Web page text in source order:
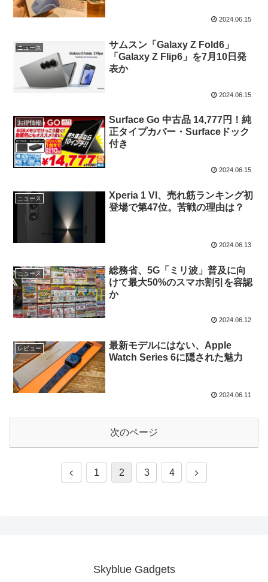
2024.06.15
ニュース
サムスン「Galaxy Z Fold6」
「Galaxy Z Flip6」を7月10日発
表か
2024.06.15
お得情報
Surface Go 中古品 14,777円！純
正タイプカバー・Surfaceドック
付き
2024.06.15
ニュース
Xperia 1 VI、売れ筋ランキング初
登場で第47位。苦戦の理由は？
2024.06.13
ニュース
総務省、5G「ミリ波」普及に向
けて最大50%のスマホ割引を容認
か
2024.06.12
レビュー
最新モデルにはない、Apple
Watch Series 6に隠された魅力
2024.06.11
次のページ
前
1 2 3 4
次
Skyblue Gadgets